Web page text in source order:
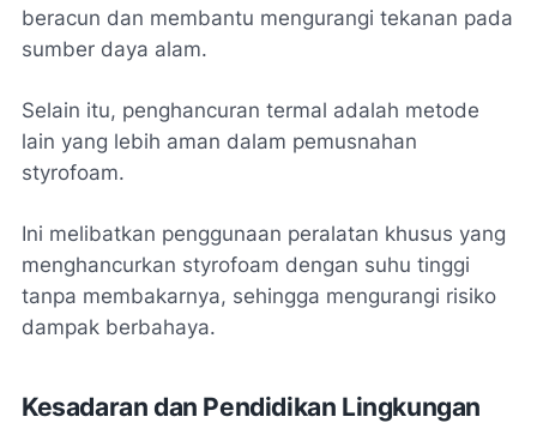
beracun dan membantu mengurangi tekanan pada
sumber daya alam.
Selain itu, penghancuran termal adalah metode
lain yang lebih aman dalam pemusnahan
styrofoam.
Ini melibatkan penggunaan peralatan khusus yang
menghancurkan styrofoam dengan suhu tinggi
tanpa membakarnya, sehingga mengurangi risiko
dampak berbahaya.
Kesadaran dan Pendidikan Lingkungan